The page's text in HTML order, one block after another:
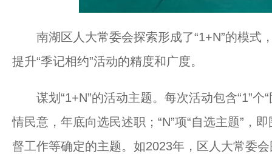
南湖区人大常委会探索形成了“1+N”的模式，
提升“季记相约”活动的精度和广度。
谋划“1+N”的活动主题。每次活动包含“1”个
情民意，年底向选民述职；“N”项“自选主题”，
督工作等确定的主题。如2023年，区人大常委